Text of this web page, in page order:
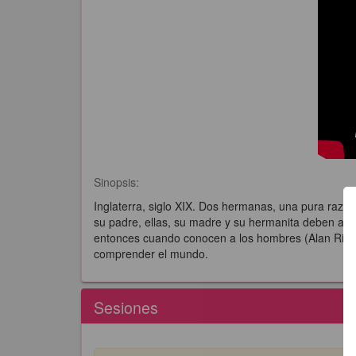
Sinopsis:
Inglaterra, siglo XIX. Dos hermanas, una pura
su padre, ellas, su madre y su hermanita deben
entonces cuando conocen a los hombres (Alan
comprender el mundo.
Sesiones